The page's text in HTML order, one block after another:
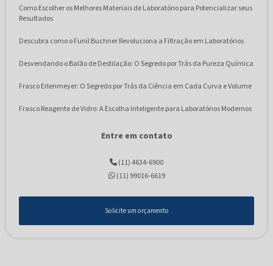
Como Escolher os Melhores Materiais de Laboratório para Potencializar seus
Resultados
Descubra como o Funil Buchner Revoluciona a Filtração em Laboratórios
Desvendando o Balão de Destilação: O Segredo por Trás da Pureza Química
Frasco Erlenmeyer: O Segredo por Trás da Ciência em Cada Curva e Volume
Frasco Reagente de Vidro: A Escolha Inteligente para Laboratórios Modernos
Frascos Conta-Gotas: O Guia Essencial para Escolher e Utilizar em Diversas
Frascos Conta-Gotas: Veja Aplicações Essenciais, Cuidados e Melhores
Reatores de Vidro: Tudo o Que Você Precisa Saber Sobre Funcionamento e
Entre em contato
(11) 4634-6900
(11) 99016-6619
Solicite um orçamento